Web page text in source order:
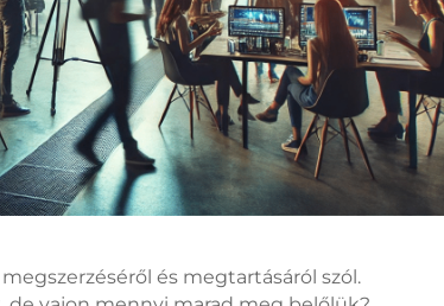
és megtartásáról szól.